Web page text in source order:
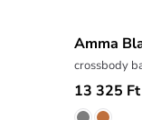
Amma
crossbody
13 325 Ft